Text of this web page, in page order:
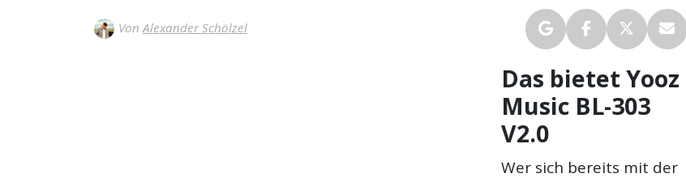
Von Alexander Schölzel
Das bietet Yooz
Music BL-303
V2.0
Wer sich bereits mit der